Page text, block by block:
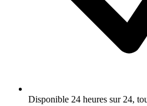
Disponible 24 heures sur 24,